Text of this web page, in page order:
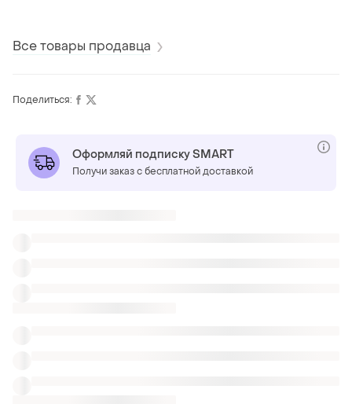
Все товары продавца
Поделиться:
Оформляй подписку SMART
Получи заказ с бесплатной доставкой